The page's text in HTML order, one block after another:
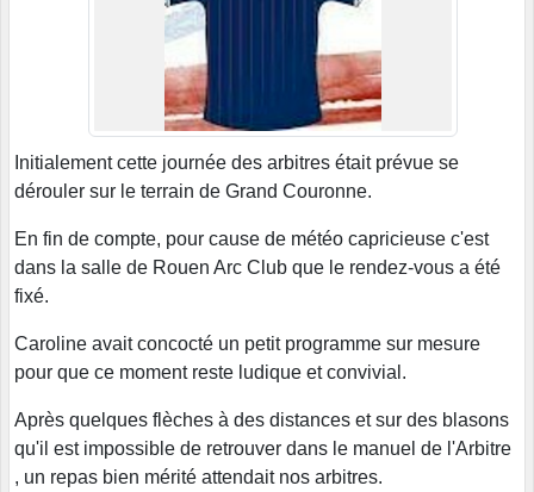
Initialement cette journée des arbitres était prévue se
dérouler sur le terrain de Grand Couronne.
En fin de compte, pour cause de météo capricieuse c'est
dans la salle de Rouen Arc Club que le rendez-vous a été
fixé.
Caroline avait concocté un petit programme sur mesure
pour que ce moment reste ludique et convivial.
Après quelques flèches à des distances et sur des blasons
qu'il est impossible de retrouver dans le manuel de l'Arbitre
, un repas bien mérité attendait nos arbitres.